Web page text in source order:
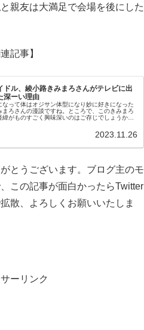
親友は大満足で会場を後にした
連記事】
ドル、綾小路きみまろさんがテレビに出
深ーい理由
なって体はオジサン体型になり妙に好きになった
まろさんの漫談ですね。ところで、このきみまろ
緯がものすごく興味深いのはご存じでしょうか？
2023.11.26
とうございます。ブログ主のモ
この記事が面白かったらTwitter
散、よろしくお願いいたしま
ーリンク